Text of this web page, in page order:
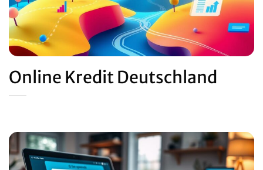
Online Kredit Deutschland